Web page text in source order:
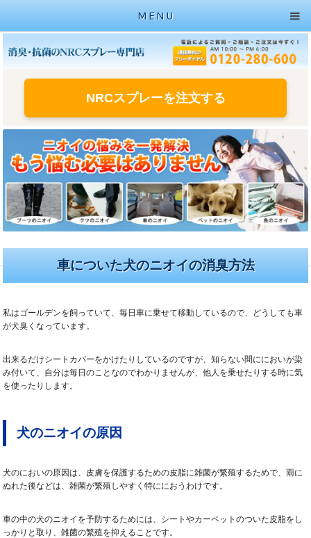
MENU
NRCスプレーを注文する
車についた犬のニオイの消臭方法
私はゴールデンを飼っていて、毎日車に乗せて移動しているので、どうしても車
が犬臭くなっています。
出来るだけシートカバーをかけたりしているのですが、知らない間ににおいが染
み付いて、自分は毎日のことなのでわかりませんが、他人を乗せたりする時に気
を使ったりします。
犬のニオイの原因
犬のにおいの原因は、皮膚を保護するための皮脂に雑菌が繁殖するためで、雨に
ぬれた後などは、雑菌が繁殖しやすく特ににおうわけです。
車の中の犬のニオイを予防するためには、シートやカーペットのついた皮脂をし
っかりと取り、雑菌の繁殖を抑えることです。